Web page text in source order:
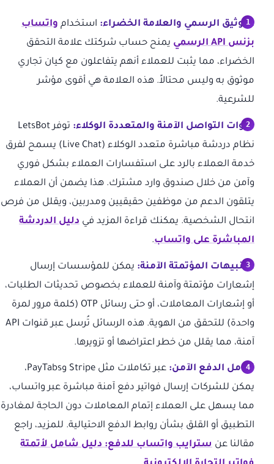
التوثيق الرسمي والعلامة الخضراء: استخدام واتساب
بزنس API الرسمي
يمنح حساب شركتك علامة التحقق
الخضراء، مما يثبت للعملاء أنهم يتفاعلون مع كيان تجاري
موثوق به وليس محتالاً. هذه العلامة هي أقوى مؤشر
للشرعية.
قنوات التواصل الآمنة والمتعددة الوكلاء:
توفر LetsBot
نظام دردشة مباشرة متعدد الوكلاء (Live Chat) يسمح لفرق
خدمة العملاء بالرد على استفسارات العملاء بشكل فوري
وآمن من خلال صندوق وارد مشترك. هذا يضمن أن العملاء
يتلقون الدعم من موظفين حقيقيين ومدربين، ويقلل من فرص
انتحال الشخصية. يمكنك قراءة المزيد في دليل الدردشة
المباشرة على واتساب.
التنبيهات المؤتمتة الآمنة: يمكن للمؤسسات إرسال
إشعارات مؤتمتة وآمنة للعملاء بخصوص تحديثات الطلبات،
أو إشعارات المعاملات، أو حتى رسائل OTP (كلمة مرور لمرة
واحدة) للتحقق من الهوية. هذه الرسائل تُرسل عبر قنوات API
آمنة، مما يقلل من خطر اعتراضها أو تزويرها.
تكامل الدفع الآمن:
عبر تكاملات مثل Stripe وPayTabs،
يمكن للشركات إرسال فواتير دفع آمنة مباشرة عبر واتساب،
مما يسهل على العملاء إتمام المعاملات دون الحاجة لمغادرة
التطبيق أو القلق بشأن روابط الدفع الاحتيالية. للمزيد، راجع
مقالنا عن سترايب واتساب للدفع: دليل شامل لأتمتة